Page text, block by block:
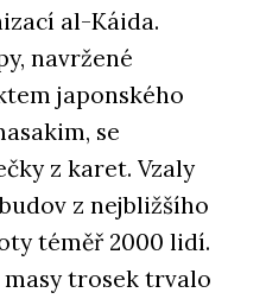
al-Káida.
navržené
japonského
se
z karet. Vzaly
z nejbližšího
téměř 2000 lidí.
trosek trvalo